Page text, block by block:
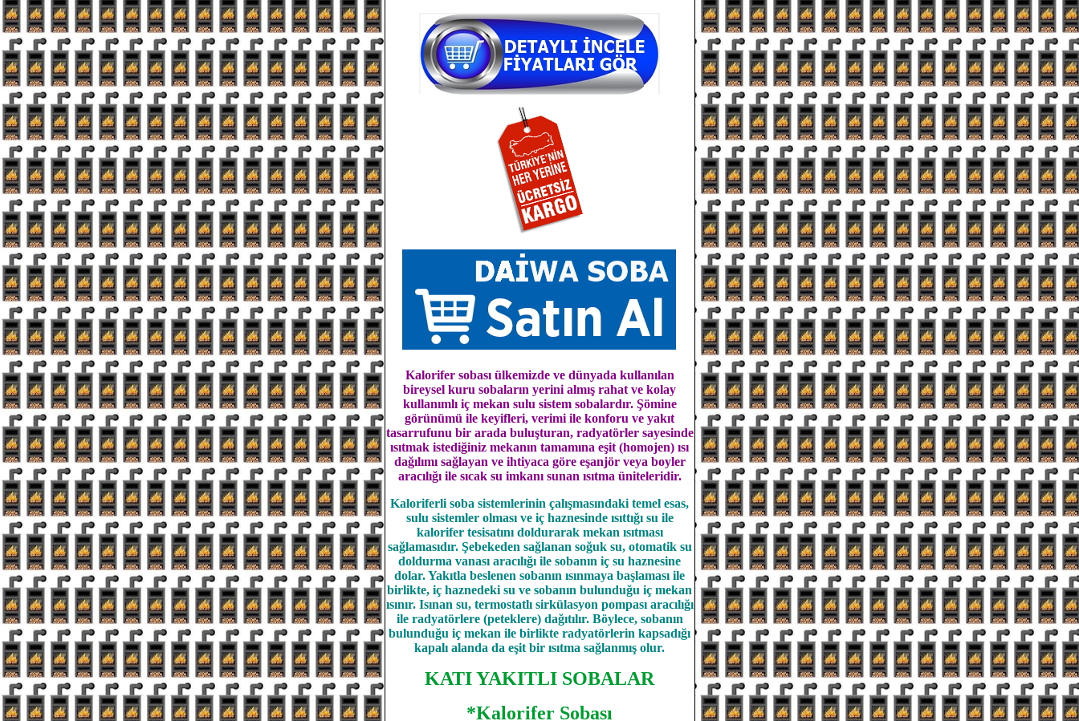
Kalorifer sobası ülkemizde ve dünyada kullanılan
bireysel kuru sobaların yerini almış rahat ve kolay
kullanımlı iç mekan sulu sistem sobalardır. Şömine
görünümü ile keyifleri, verimi ile konforu ve yakıt
tasarrufunu bir arada buluşturan, radyatörler sayesinde
ısıtmak istediğiniz mekanın tamamına eşit (homojen) ısı
dağılımı sağlayan ve ihtiyaca göre eşanjör veya boyler
aracılığı ile sıcak su imkanı sunan ısıtma üniteleridir.
Kaloriferli soba sistemlerinin çalışmasındaki temel esas,
sulu sistemler olması ve iç haznesinde ısıttığı su ile
kalorifer tesisatını doldurarak mekan ısıtması
sağlamasıdır. Şebekeden sağlanan soğuk su, otomatik su
doldurma vanası aracılığı ile sobanın iç su haznesine
dolar. Yakıtla beslenen sobanın ısınmaya başlaması ile
birlikte, iç haznedeki su ve sobanın bulunduğu iç mekan
ısınır. Isınan su, termostatlı sirkülasyon pompası aracılığı
ile radyatörlere (peteklere) dağıtılır. Böylece, sobanın
bulunduğu iç mekan ile birlikte radyatörlerin kapsadığı
kapalı alanda da eşit bir ısıtma sağlanmış olur.
KATI YAKITLI SOBALAR
*Kalorifer Sobası